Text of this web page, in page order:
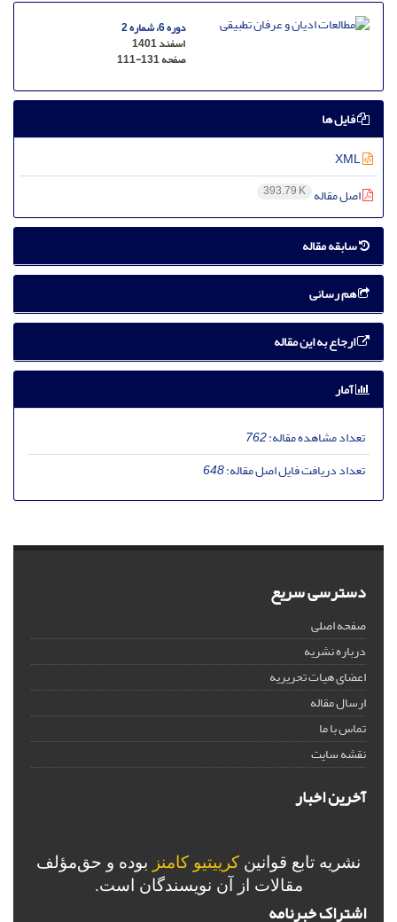
دوره 6، شماره 2
اسفند 1401
صفحه111-131
فایل ها
اصل مقاله 393.79 K
سابقه مقاله
هم رسانی
ارجاع به این مقاله
آمار
تعداد مشاهده مقاله:762
تعداد دریافت فایل اصل مقاله:648
دسترسی سریع
صفحه اصلی
درباره نشریه
اعضای هیات تحریریه
ارسال مقاله
تماس با ما
نقشه سایت
آخرین اخبار
نشریه تابع قوانین کرییتیو کامنز بوده و حق‌مؤلف
مقالات از آن نویسندگان است.
اشتراک خبرنامه